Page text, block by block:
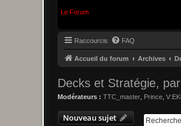
Le Forum
Raccourcis FAQ
Accueil du forum Archives
Decks et Stratégie,
Modérateurs : TTC_master Prince
Nouveau sujet